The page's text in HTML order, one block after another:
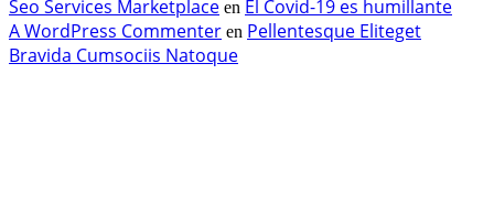
Seo Services Marketplace en El Covid-19 es humillante
A WordPress Commenter en Pellentesque Eliteget
Bravida Cumsociis Natoque